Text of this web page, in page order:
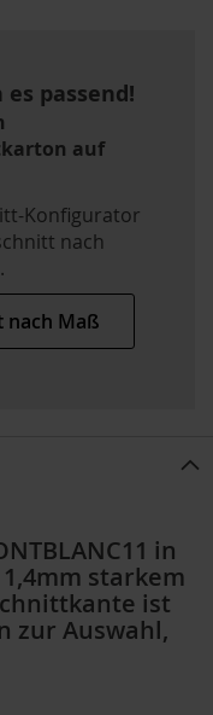
passend!
auf
Konfigurator
nach
nach Maß
in
starkem
ist
zur Auswahl,